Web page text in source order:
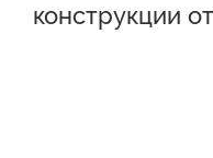
конструкции